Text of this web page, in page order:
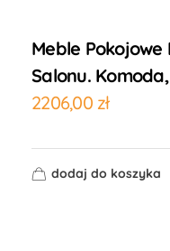
Meble Pokojowe
Salonu.
2206,00 zł
dodaj do koszyka